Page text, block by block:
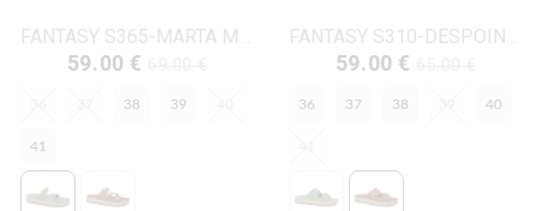
59.00 €
38 39
41
59.00 €
36 37 38 40